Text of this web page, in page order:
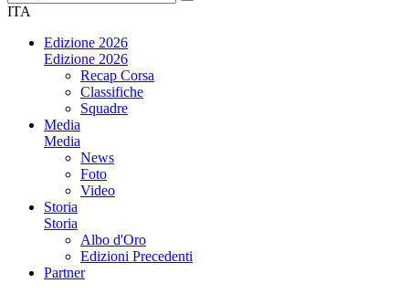
ITA
Edizione 2026
Edizione 2026
Recap Corsa
Classifiche
Squadre
Media
Media
News
Foto
Video
Storia
Storia
Albo d'Oro
Edizioni Precedenti
Partner